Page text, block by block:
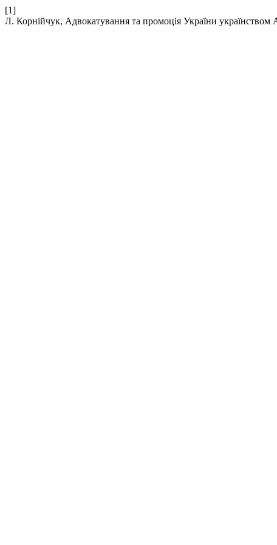
[1]
Л. Корнійчук, Адвокатування та промоція України українством